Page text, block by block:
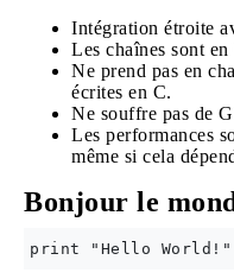
Intégration étroite
Les chaînes sont
Ne prend pas en
écrites en C.
Ne souffre pas de
Les performances
même si cela
Bonjour le